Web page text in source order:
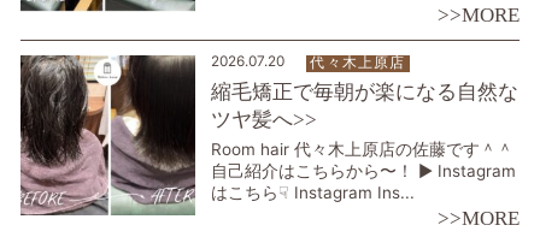
>>MORE
2026.07.20 代々木上原店
縮毛矯正で毎朝が楽になる自然な
ツヤ髪へ>>
Room hair 代々木上原店の佐藤です＾＾
自己紹介はこちらから〜！ ▶︎ Instagram
はこちら☟ Instagram Ins...
>>MORE